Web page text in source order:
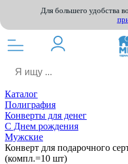
Для большего удобства
Каталог
Полиграфия
Конверты для денег
С Днем рождения
Мужские
Конверт для подарочного
(компл.=10 шт)